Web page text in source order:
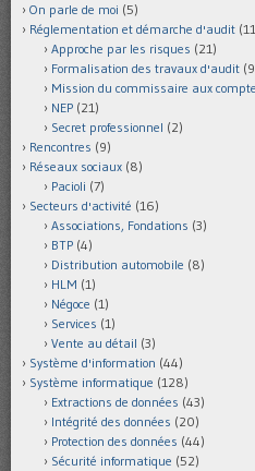
On parle de moi (5)
Réglementation et démarche d'audit
Approche par les risques (21)
Formalisation des travaux d'audit
Mission du commissaire aux
NEP (21)
Secret professionnel (2)
Rencontres (9)
Réseaux sociaux (8)
Pacioli (7)
Secteurs d'activité (16)
Associations, Fondations (3)
BTP (4)
Distribution automobile (8)
HLM (1)
Négoce (1)
Services (1)
Vente au détail (3)
Système d'information (44)
Système informatique (128)
Extractions de données (43)
Intégrité des données (20)
Protection des données (44)
Sécurité informatique (52)